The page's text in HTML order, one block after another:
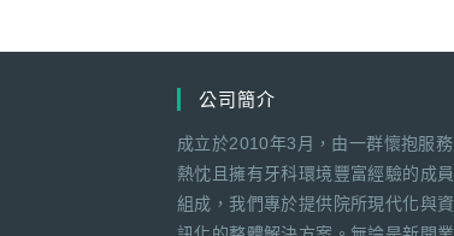
公司簡介
成立於2010年3月，由一群懷抱服務
熱忱且擁有牙科環境豐富經驗的成員
組成，我們專於提供院所現代化與資